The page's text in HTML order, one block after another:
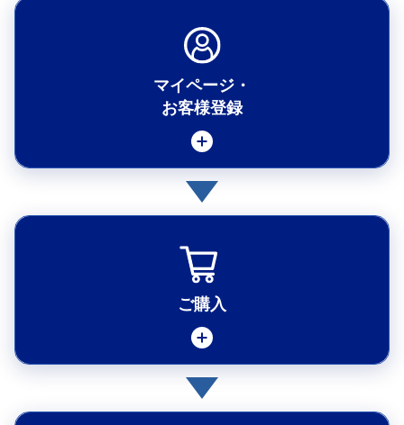
マイページ・
お客様登録
携帯電話・E-mailアドレスの 登録について
ご購入